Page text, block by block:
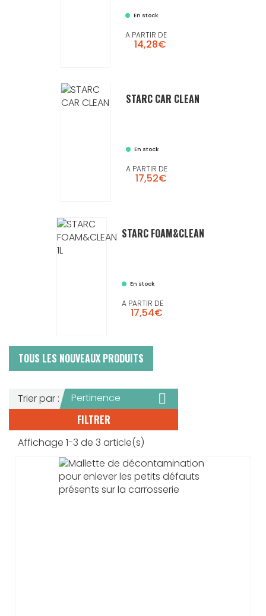
En stock
A PARTIR DE
14,28€
STARC CAR CLEAN
En stock
A PARTIR DE
17,52€
STARC FOAM&CLEAN
En stock
A PARTIR DE
17,54€
TOUS LES NOUVEAUX PRODUITS
Trier par : Pertinence 
FILTRER
Affichage 1-3 de 3 article(s)